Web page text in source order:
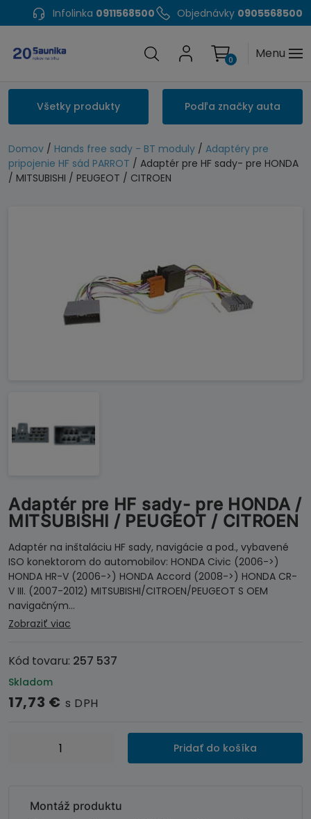
Infolinka 0911568500 Objednávky 0905568500
Menu
0
Všetky produkty Podľa značky auta
Domov / Hands free sady - BT moduly / Adaptéry pre
pripojenie HF sád PARROT / Adaptér pre HF sady- pre HONDA
/ MITSUBISHI / PEUGEOT / CITROEN
Adaptér pre HF sady- pre HONDA /
MITSUBISHI / PEUGEOT / CITROEN
Adaptér na inštaláciu HF sady, navigácie a pod., vybavené
ISO konektorom do automobilov: HONDA Civic (2006->)
HONDA HR-V (2006->) HONDA Accord (2008->) HONDA CR-
V III. (2007-2012) MITSUBISHI/CITROEN/PEUGEOT S OEM
navigačným…
Zobraziť viac
Kód tovaru: 257 537
Skladom
17,73 € s DPH
množstvo
sady-
Pridať do košíka
Montáž produktu